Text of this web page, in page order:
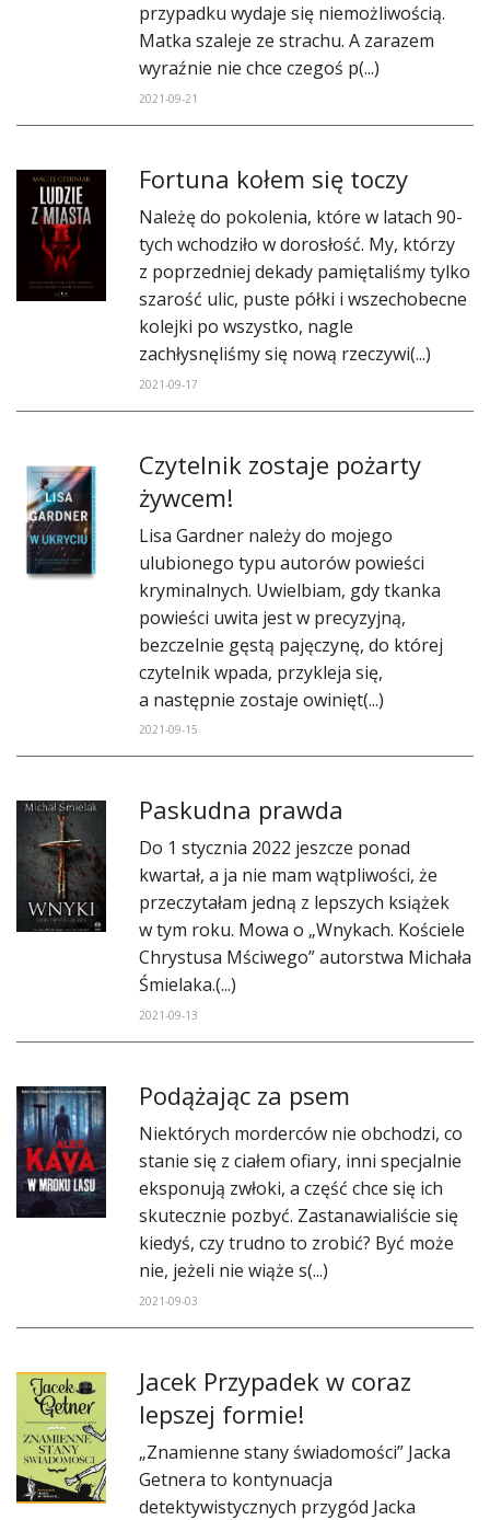
przypadku wydaje się niemożliwością.
Matka szaleje ze strachu. A zarazem
wyraźnie nie chce czegoś p(...)
2021-09-21
​Fortuna kołem się toczy
Należę do pokolenia, które w latach 90-
tych wchodziło w dorosłość. My, którzy
z poprzedniej dekady pamiętaliśmy tylko
szarość ulic, puste półki i wszechobecne
kolejki po wszystko, nagle
zachłysnęliśmy się nową rzeczywi(...)
2021-09-17
Czytelnik zostaje pożarty
żywcem!
Lisa Gardner należy do mojego
ulubionego typu autorów powieści
kryminalnych. Uwielbiam, gdy tkanka
powieści uwita jest w precyzyjną,
bezczelnie gęstą pajęczynę, do której
czytelnik wpada, przykleja się,
a następnie zostaje owinięt(...)
2021-09-15
Paskudna prawda
​Do 1 stycznia 2022 jeszcze ponad
kwartał, a ja nie mam wątpliwości, że
przeczytałam jedną z lepszych książek
w tym roku. Mowa o „Wnykach. Kościele
Chrystusa Mściwego” autorstwa Michała
Śmielaka.(...)
2021-09-13
​Podążając za psem
Niektórych morderców nie obchodzi, co
stanie się z ciałem ofiary, inni specjalnie
eksponują zwłoki, a część chce się ich
skutecznie pozbyć. Zastanawialiście się
kiedyś, czy trudno to zrobić? Być może
nie, jeżeli nie wiąże s(...)
2021-09-03
Jacek Przypadek w coraz
lepszej formie!
„Znamienne stany świadomości” Jacka
Getnera to kontynuacja
detektywistycznych przygód Jacka